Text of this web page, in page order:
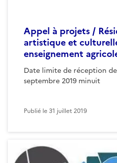
Appel à projets /
artistique et
enseignement
Date limite de réception
septembre 2019 minuit
Publié le31 juillet 2019